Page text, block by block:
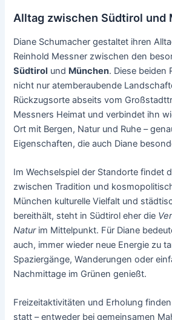
Alltag zwischen Südtirol und
Diane Schumacher gestaltet ihren
Reinhold Messner zwischen den
Südtirol und München. Diese beiden
nicht nur atemberaubende
Rückzugsorte abseits vom
Messners Heimat und verbindet ihn
Ort mit Bergen, Natur und Ruhe –
Eigenschaften, die auch Diane
Im Wechselspiel der Standorte findet
zwischen Tradition und
München kulturelle Vielfalt und
bereithält, steht in Südtirol eher die
Naturim Mittelpunkt. Für Diane
auch, immer wieder neue Energie zu
Spaziergänge, Wanderungen oder
Nachmittage im Grünen genießt.
Freizeitaktivitäten und Erholung
statt – entweder bei gemeinsamen